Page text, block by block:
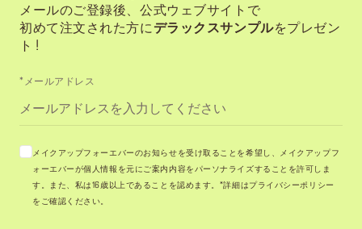
メールのご登録後、公式ウェブサイトで
初めて注文された方に デラックスサンプルをプレゼン
ト !
*メールアドレス
メイクアップフォーエバーのお知らせを受け取ることを希望し、メイクアップフ
ォーエバーが個人情報を元にご案内内容をパーソナライズすることを許可しま
す。また、私は16歳以上であることを認めます。*詳細はプライバシーポリシー
をご確認ください。